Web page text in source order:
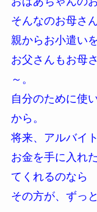
そんなのお母さ
親からお小遣い
お父さんもお母
～。
自分のために使
から。
将来、アルバイ
お金を手に入れ
てくれるのなら
その方が、ずっ